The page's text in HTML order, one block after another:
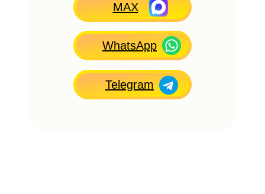
Telegram
WhatsApp
MAX